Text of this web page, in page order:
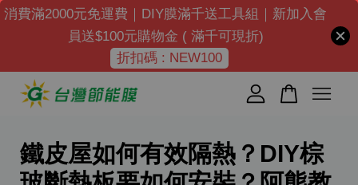
消費滿2000元免運費｜DIY膜滿千送工具組｜新加入會
員送$100元購物金 ( 滿千可現折)
折扣碼 : NEW100
鐵皮屋如何有效隔熱？DIY棕
您的購物車目前還是空的。